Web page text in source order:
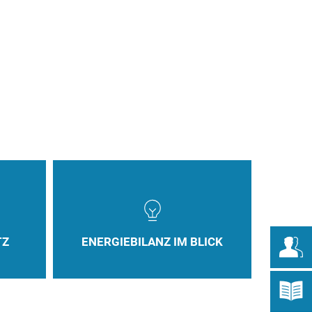
ENERGIEBILANZ IM BLICK